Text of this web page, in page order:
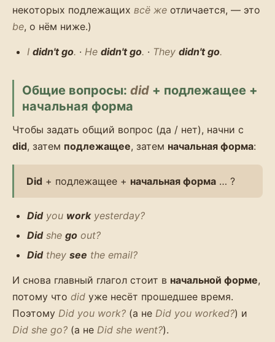
некоторых подлежащих всё же отличается, — это
be, о нём ниже.)
I didn't go. · He didn't go. · They didn't go.
Общие вопросы: did+ подлежащее +
начальная форма
Чтобы задать общий вопрос (да / нет), начни с
did, затем подлежащее, затем начальная форма:
Did + подлежащее + начальная форма … ?
Didyou workyesterday?
Didshe go out?
Didthey see the email?
И снова главный глагол стоит в начальной форме,
потому что did уже несёт прошедшее время.
Поэтому Did you work? (а не Did you worked?) и
Did she go? (а не Did she went?).